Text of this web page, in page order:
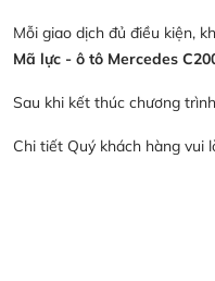
Mỗi giao dịch đủ điều kiện,
Mã lực - ô tô Mercedes
Sau khi kết thúc chương
Chi tiết Quý khách hàng vui